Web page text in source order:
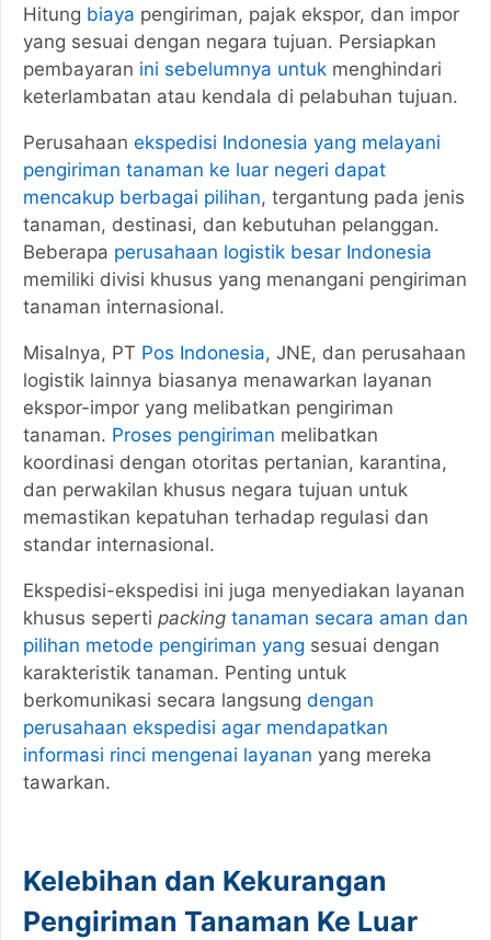
Hitung biaya pengiriman, pajak ekspor, dan impor
yang sesuai dengan negara tujuan. Persiapkan
pembayaran ini sebelumnya untuk menghindari
keterlambatan atau kendala di pelabuhan tujuan.
Perusahaan ekspedisi Indonesia yang melayani
pengiriman tanaman ke luar negeri dapat
mencakup berbagai pilihan, tergantung pada jenis
tanaman, destinasi, dan kebutuhan pelanggan.
Beberapa perusahaan logistik besar Indonesia
memiliki divisi khusus yang menangani pengiriman
tanaman internasional.
Misalnya, PT Pos Indonesia, JNE, dan perusahaan
logistik lainnya biasanya menawarkan layanan
ekspor-impor yang melibatkan pengiriman
tanaman. Proses pengiriman melibatkan
koordinasi dengan otoritas pertanian, karantina,
dan perwakilan khusus negara tujuan untuk
memastikan kepatuhan terhadap regulasi dan
standar internasional.
Ekspedisi-ekspedisi ini juga menyediakan layanan
khusus seperti packing tanaman secara aman dan
pilihan metode pengiriman yang sesuai dengan
karakteristik tanaman. Penting untuk
berkomunikasi secara langsung dengan
perusahaan ekspedisi agar mendapatkan
informasi rinci mengenai layanan yang mereka
tawarkan.
Kelebihan dan Kekurangan
Pengiriman Tanaman Ke Luar